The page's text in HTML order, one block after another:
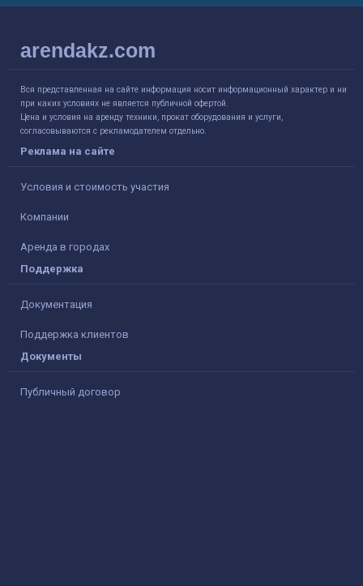
arendakz.com
Вся представленная на сайте информация носит информационный характер и ни
при каких условиях не является публичной офертой.
Цена и условия на аренду техники, прокат оборудования и услуги,
согласовываются с рекламодателем отдельно.
Реклама на сайте
Условия и стоимость участия
Компании
Аренда в городах
Поддержка
Документация
Поддержка клиентов
Документы
Публичный договор